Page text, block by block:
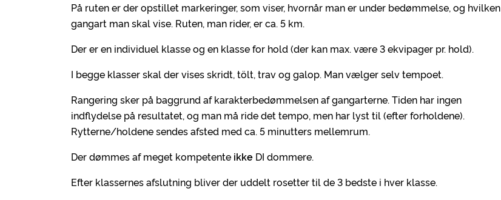
På ruten er der opstillet markeringer, som viser, hvornår man er under bedømmelse, og hvilken
gangart man skal vise. Ruten, man rider, er ca. 5 km.
Der er en individuel klasse og en klasse for hold (der kan max. være 3 ekvipager pr. hold).
I begge klasser skal der vises skridt, tölt, trav og galop. Man vælger selv tempoet.
Rangering sker på baggrund af karakterbedømmelsen af gangarterne. Tiden har ingen
indflydelse på resultatet, og man må ride det tempo, men har lyst til (efter forholdene).
Rytterne/holdene sendes afsted med ca. 5 minutters mellemrum.
Der dømmes af meget kompetente ikke DI dommere.
Efter klassernes afslutning bliver der uddelt rosetter til de 3 bedste i hver klasse.